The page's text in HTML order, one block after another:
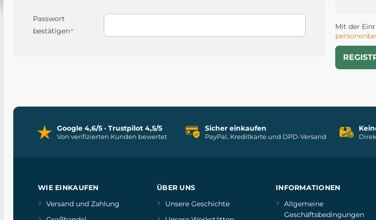
Passwort
bestätigen
Mit der
Google 4,6/5 · Trustpilot 4,5/5
Von verifizierten Kunden bewertet
Sicher einkaufen
PayPal, Kreditkarte und DPD-Versand
WIE EINKAUFEN
Versand und Zahlung
ÜBER UNS
Unsere Geschichte
INFORMATIONEN
Allgemeine
Geschäftsbedingungen